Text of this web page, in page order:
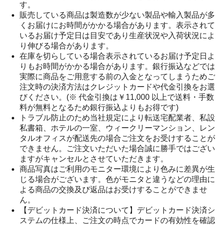
す。
販売している商品は製造数が少ない製品や輸入製品が多
くお届けにお時間がかかる場合があります。表示されて
いるお届け予定日は目安であり生産状況や入荷状況によ
り伸びる場合があります。
在庫を切らしている場合表示されているお届け予定日よ
りもお時間がかかる場合があります。銀行振込などでは
実際に商品をご用意する前の入金となってしまうためご
注文時の決済方法はクレジットカードや代金引換をお選
びください。(※ 代金引換は￥11,000 以上で送料・手数
料が無料となるため銀行振込よりもお得です)
トラブル防止のため当社規定により転送宅配業者、私設
私書箱、ホテルの一室、ウィークリーマンション、レン
タルオフィスが配送先の場合ご注文をお受けすることが
できません。ご注文いただいた場合誠に勝手ではござい
ますがキャンセルとさせていただきます。
商品写真はご利用のモニター環境により色みに差異が生
じる場合がございます。色がモニタと違うなどの理由に
よる商品の交換及び返品はお受けすることができませ
ん。
【デビットカード決済について】デビットカード決済シ
ステムの仕様上、ご注文の時点でカードの有効性を確認